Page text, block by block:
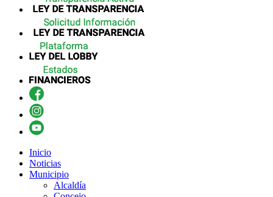
Inicio
Noticias
Municipio
Alcaldía